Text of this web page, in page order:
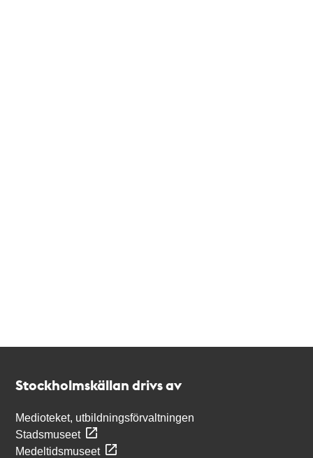
Stockholmskällan drivs av
Medioteket, utbildningsförvaltningen
Stadsmuseet
Medeltidsmuseet